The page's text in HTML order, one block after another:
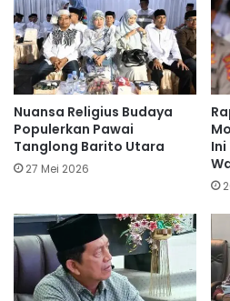
Nuansa Religius Budaya
Populerkan Pawai
Tanglong Barito Utara
27 Mei 2026